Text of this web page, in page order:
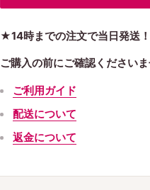
★14時までの注文で当日発送！
ご購入の前にご確認くださいま
ご利用ガイド
配送について
返金について